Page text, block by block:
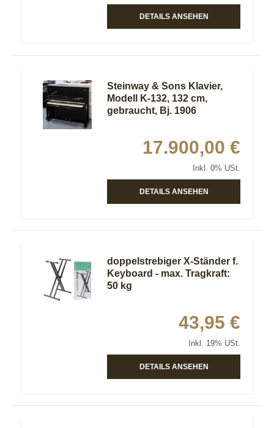
DETAILS ANSEHEN
Steinway & Sons Klavier,
Modell K-132, 132 cm,
gebraucht, Bj. 1906
17.900,00 €
Inkl. 0% USt.
DETAILS ANSEHEN
doppelstrebiger X-Ständer f.
Keyboard - max. Tragkraft:
50 kg
43,95 €
Inkl. 19% USt.
DETAILS ANSEHEN